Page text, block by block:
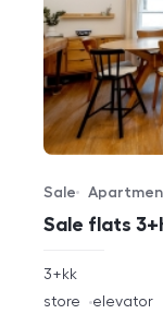
Sale flats
Offer type
Sale
Property type
rozměry
disposition
3+kk
funkce
store elevator